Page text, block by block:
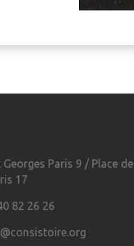
Georges Paris 9 / Place de
17
82 26 26